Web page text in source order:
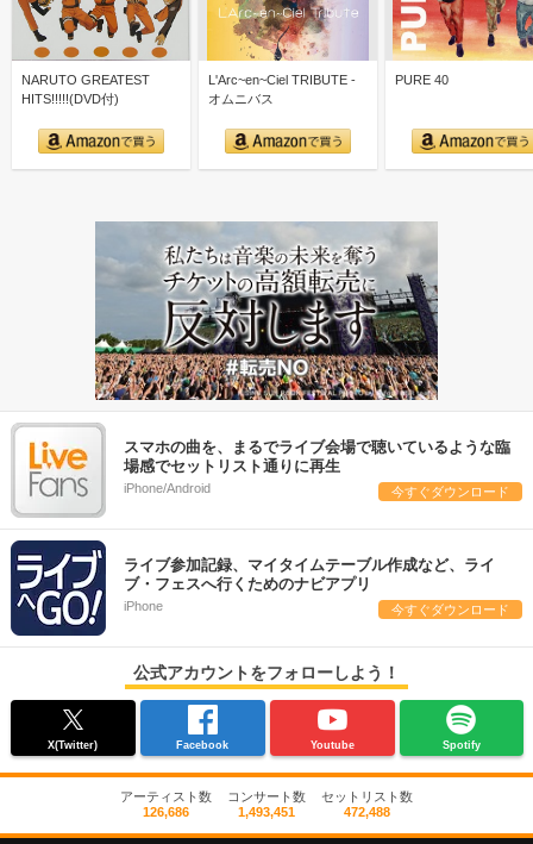
NARUTO GREATEST
HITS!!!!!(DVD付)
L'Arc~en~Ciel TRIBUTE -
オムニバス
PURE 40
スマホの曲を、まるでライブ会場で聴いているような臨
場感でセットリスト通りに再生
iPhone/Android 今すぐダウンロード
ライブ参加記録、マイタイムテーブル作成など、ライ
ブ・フェスへ行くためのナビアプリ
iPhone 今すぐダウンロード
公式アカウントをフォローしよう！
X(Twitter) Facebook Youtube Spotify
アーティスト数
126,686
コンサート数
1,493,451
セットリスト数
472,488